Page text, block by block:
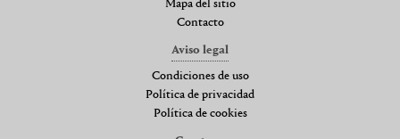
Mapa del sitio
Contacto
Aviso legal
Condiciones de uso
Política de privacidad
Política de cookies